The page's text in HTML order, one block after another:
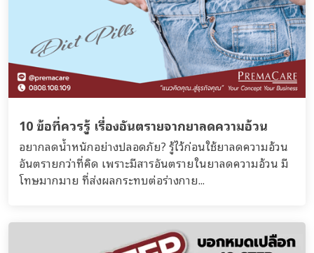
10 ข้อที่ควรรู้ เรื่องอันตรายจากยาลดความอ้วน
อยากลดน้ำหนักอย่างปลอดภัย? รู้ไว้ก่อนใช้ยาลดความอ้วน
อันตรายกว่าที่คิด เพราะมีสารอันตรายในยาลดความอ้วน มี
โทษมากมาย ที่ส่งผลกระทบต่อร่างกาย...